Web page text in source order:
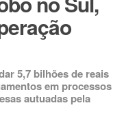
5,7 bilhões de reais
em processos
autuadas pela